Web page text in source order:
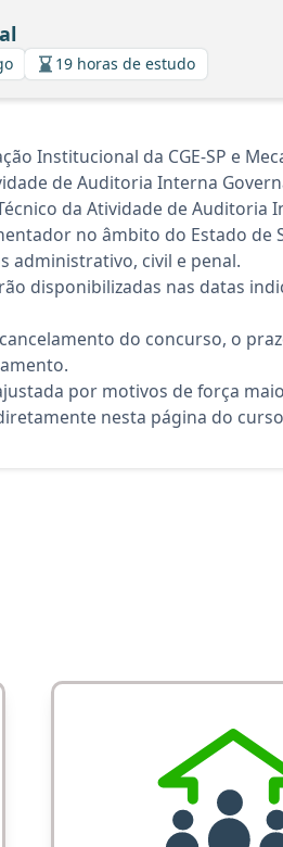
19 horas de estudo
Institucional da CGE-SP e
de Auditoria Interna
da Atividade de
no âmbito do Estado de
administrativo, civil e penal.
disponibilizadas nas datas
do concurso, o
por motivos de força
nesta página do